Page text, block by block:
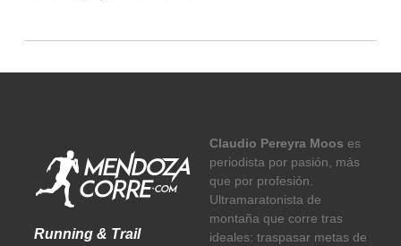
Running & Trail
Claudio Pereyra Moos es
periodista por pasión, más
que por profesión.
Ultramaratonista de
montaña que corre tras
ideales: traspasar metas de